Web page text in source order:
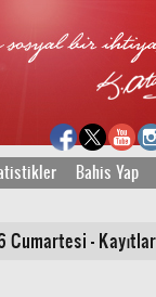
Bahis Yap
Cumartesi - Kayıtlar